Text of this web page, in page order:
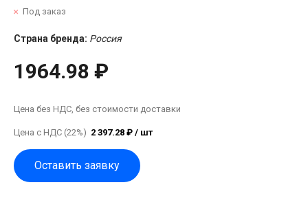
Под заказ
Страна бренда: Россия
1964.98 ₽
Цена без НДС, без стоимости доставки
Цена с НДС (22%) 2 397.28 ₽ / шт
Оставить заявку